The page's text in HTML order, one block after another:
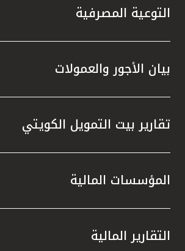
التوعية المصرفية
بيان الأجور والعمولات
تقارير بيت التمويل الكويتي
المؤسسات المالية
التقارير المالية